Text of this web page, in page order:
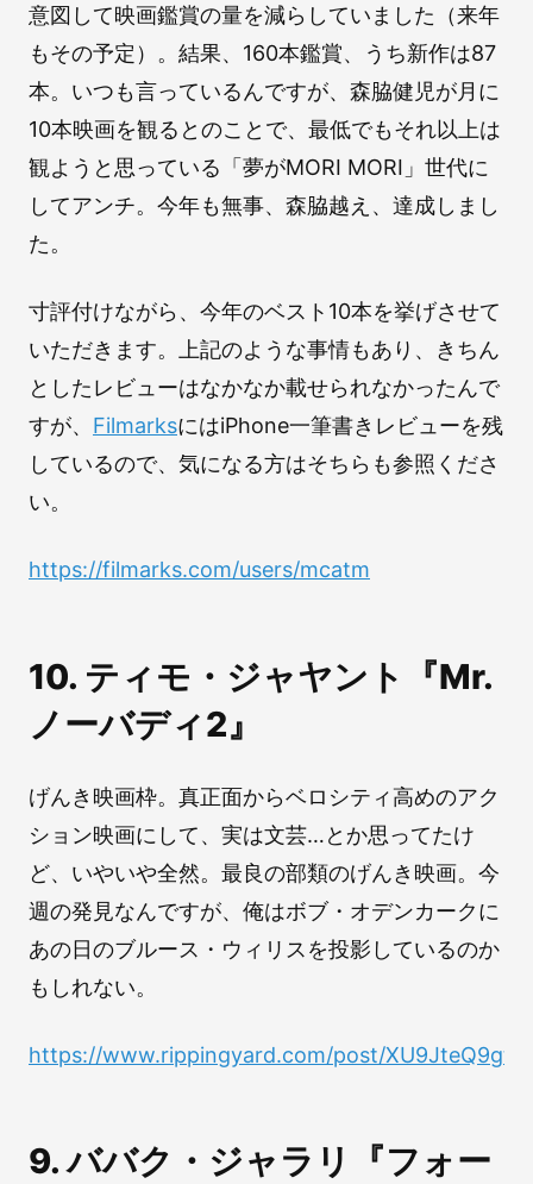
意図して映画鑑賞の量を減らしていました（来年
もその予定）。結果、160本鑑賞、うち新作は87
本。いつも言っているんですが、森脇健児が月に
10本映画を観るとのことで、最低でもそれ以上は
観ようと思っている「夢がMORI MORI」世代に
してアンチ。今年も無事、森脇越え、達成しまし
た。
寸評付けながら、今年のベスト10本を挙げさせて
いただきます。上記のような事情もあり、きちん
としたレビューはなかなか載せられなかったんで
すが、 FilmarksにはiPhone一筆書きレビューを残
しているので、気になる方はそちらも参照くださ
い。
https://filmarks.com/users/mcatm
10. ティモ・ジャヤント『Mr.
ノーバディ2』
げんき映画枠。真正面からベロシティ高めのアク
ション映画にして、実は文芸…とか思ってたけ
ど、いやいや全然。最良の部類のげんき映画。今
週の発見なんですが、俺はボブ・オデンカークに
あの日のブルース・ウィリスを投影しているのか
もしれない。
https://www.rippingyard.com/post/
9. ババク・ジャラリ『フォー